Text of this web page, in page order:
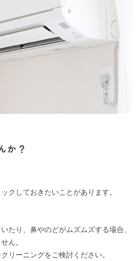
か？
クしておきたいことがあります。
たり、鼻やのどがムズムズする場合、
ん。
リーニングをご検討ください。